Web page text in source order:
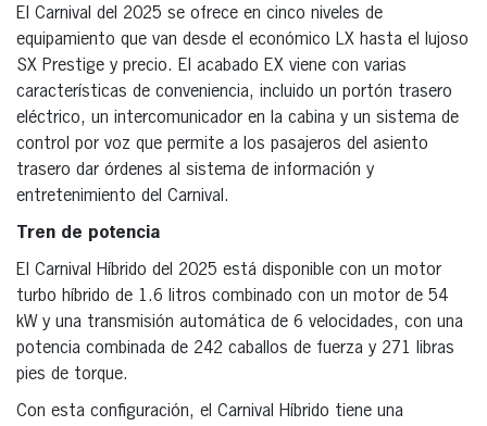
El Carnival del 2025 se ofrece en cinco niveles de
equipamiento que van desde el económico LX hasta el lujoso
SX Prestige y precio. El acabado EX viene con varias
características de conveniencia, incluido un portón trasero
eléctrico, un intercomunicador en la cabina y un sistema de
control por voz que permite a los pasajeros del asiento
trasero dar órdenes al sistema de información y
entretenimiento del Carnival.
Tren de potencia
El Carnival Híbrido del 2025 está disponible con un motor
turbo híbrido de 1.6 litros combinado con un motor de 54
kW y una transmisión automática de 6 velocidades, con una
potencia combinada de 242 caballos de fuerza y 271 libras
pies de torque.
Con esta configuración, el Carnival Híbrido tiene una